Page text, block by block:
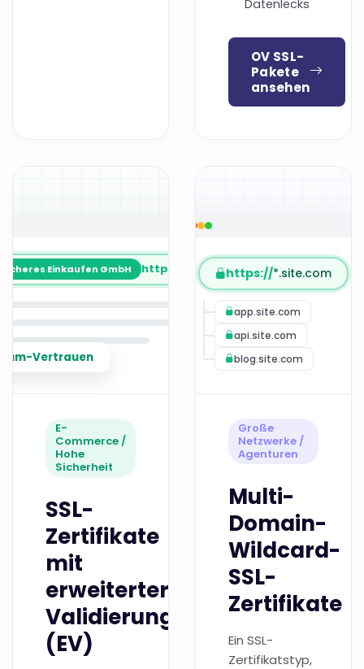
Datenlecks
OV SSL-
Pakete
ansehen
Sicheres Einkaufen GmbH site.com.tr
Vertrauen
E-
Commerce /
Hohe
Sicherheit
SSL-
Zertifikate
mit
erweiterter
Validierung
(EV)
https://*.site.com
app.site.com
api.site.com
blog.site.com
Große
Netzwerke /
Agenturen
Multi-
Domain-
Wildcard-
SSL-
Zertifikate
Ein SSL-
Zertifikatstyp,